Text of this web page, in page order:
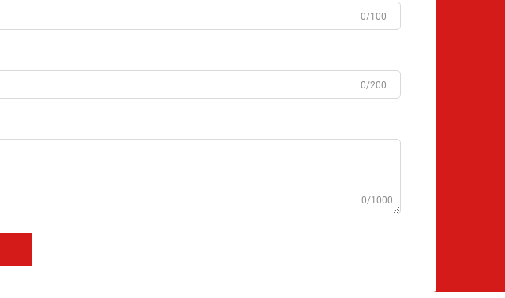
0/100
0/200
0/1000